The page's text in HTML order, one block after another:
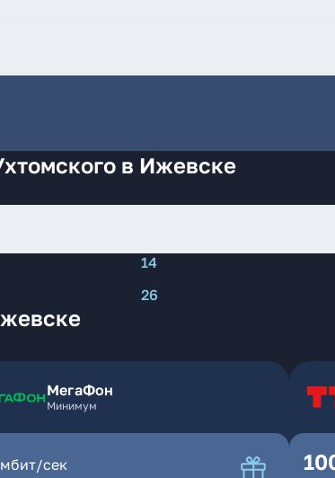
в Ижевске
14
26
МегаФон
Минимум
мбит/сек